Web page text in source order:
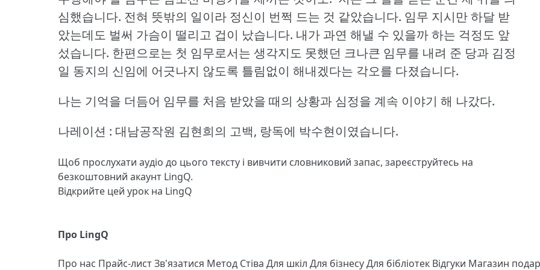
심했습니다. 전혀 뜻밖의 일이라 정신이 번쩍 드는 것 같았습니다. 임무 지시만 하달 받
았는데도 벌써 가슴이 떨리고 겁이 났습니다. 내가 과연 해낼 수 있을까 하는 걱정도 앞
섰습니다. 한편으로는 첫 임무로서는 생각지도 못했던 크나큰 임무를 내려 준 당과 김정
일 동지의 신임에 어긋나지 않도록 틀림없이 해내겠다는 각오를 다졌습니다.
나는 기억을 더듬어 임무를 처음 받았을 때의 상황과 심정을 계속 이야기 해 나갔다.
나레이션 : 대남공작원 김현희의 고백, 랑독에 박수현이였습니다.
Щоб прослухати аудіо до цього тексту і вивчити словниковий запас, зареєструйтесь на
безкоштовний акаунт LingQ.
Відкрийте цей урок на LingQ
Про LingQ
Про нас Прайс-листЗв'язатися Метод Стіва Для шкіл Для бізнесуДля бібліотек Відгуки Магазин